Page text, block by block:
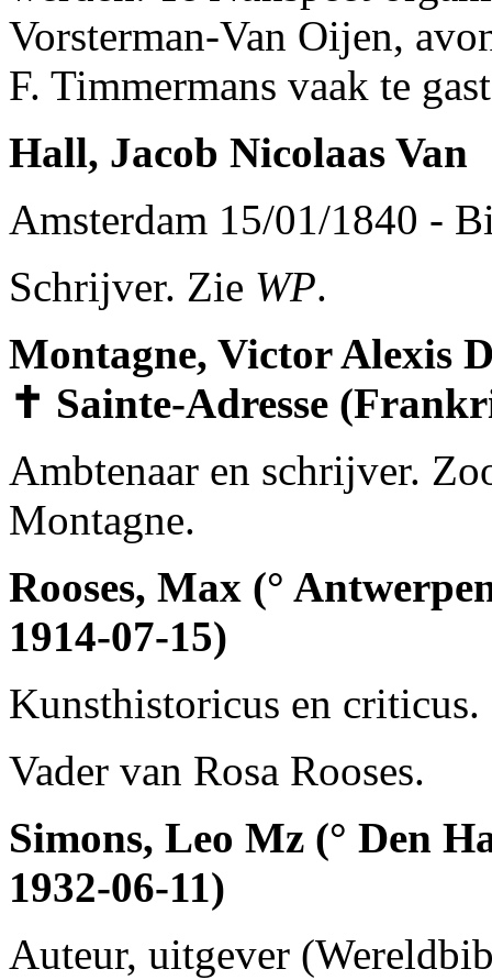
Vorsterman-Van Oijen,
F. Timmermans vaak te
Hall, Jacob Nicolaas Van
Amsterdam 15/01/1840 -
Schrijver. Zie WP.
Montagne, Victor Alexis
✝ Sainte-Adresse
Ambtenaar en schrijver.
Montagne.
Rooses, Max (°
1914-07-15)
Kunsthistoricus en criticus.
Vader van Rosa Rooses.
Simons, Leo Mz (° Den
1932-06-11)
Auteur, uitgever